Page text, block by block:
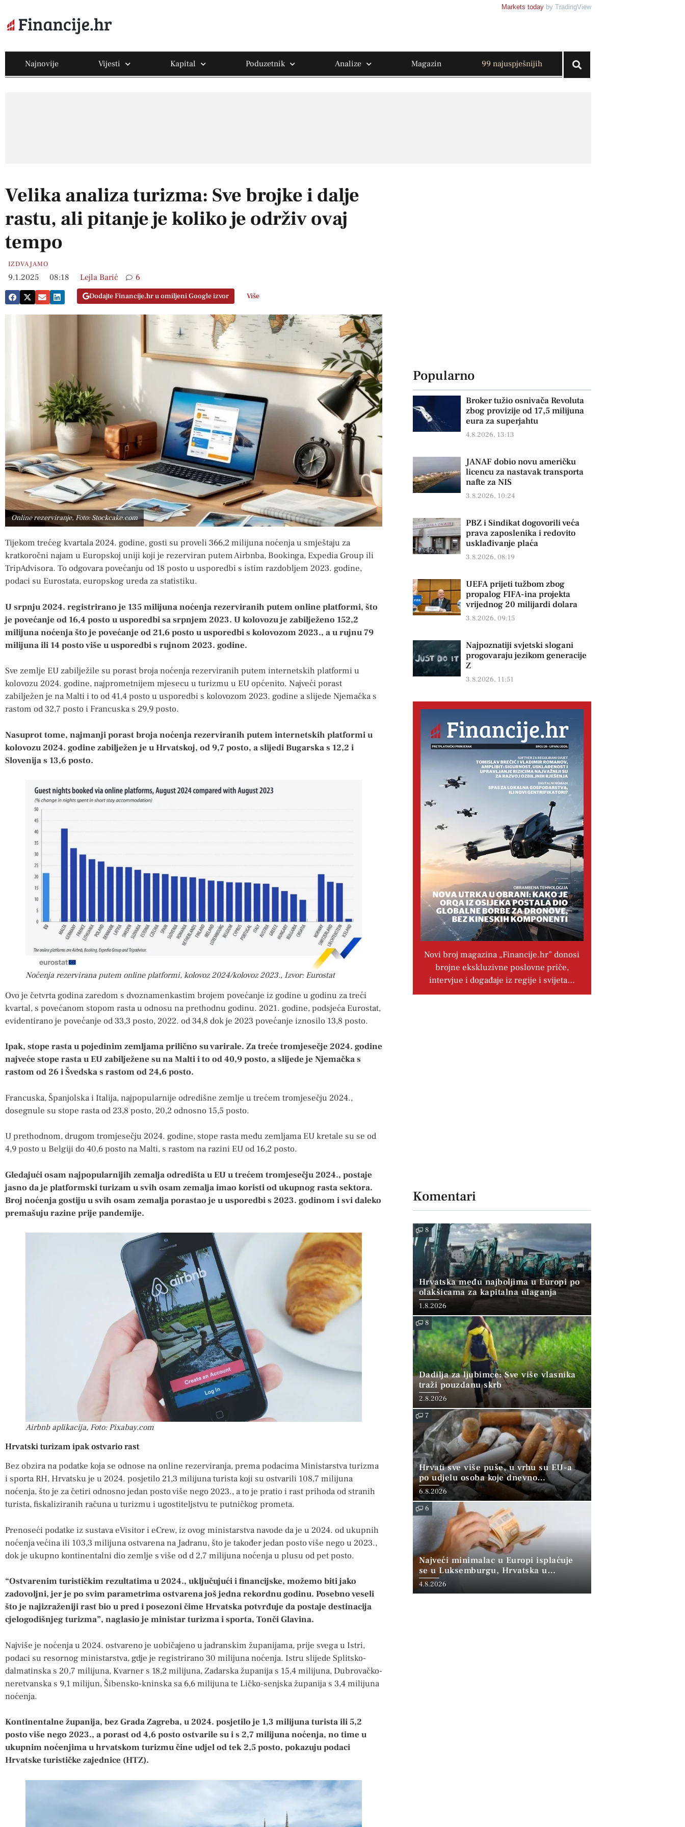
Markets today by TradingView
Najnovije Vijesti Kapital Poduzetnik Analize Magazin 99 najuspješnijih
Velika analiza turizma: Sve brojke i dalje
rastu, ali pitanje je koliko je održiv ovaj
tempo
IZDVAJAMO
9.1.2025 08:18 Lejla Barić 6
Dodajte Financije.hr u omiljeni Google izvor Više
Online rezerviranje, Foto: Stockcake.com
Tijekom trećeg kvartala 2024. godine, gosti su proveli 366,2 milijuna noćenja u smještaju za
kratkoročni najam u Europskoj uniji koji je rezerviran putem Airbnba, Bookinga, Expedia Group ili
TripAdvisora. To odgovara povećanju od 18 posto u usporedbi s istim razdobljem 2023. godine,
podaci su Eurostata, europskog ureda za statistiku.
U srpnju 2024. registrirano je 135 milijuna noćenja rezerviranih putem online platformi, što
je povećanje od 16,4 posto u usporedbi sa srpnjem 2023. U kolovozu je zabilježeno 152,2
milijuna noćenja što je povećanje od 21,6 posto u usporedbi s kolovozom 2023., a u rujnu 79
milijuna ili 14 posto više u usporedbi s rujnom 2023. godine.
Sve zemlje EU zabilježile su porast broja noćenja rezerviranih putem internetskih platformi u
kolovozu 2024. godine, najprometnijem mjesecu u turizmu u EU općenito. Najveći porast
zabilježen je na Malti i to od 41,4 posto u usporedbi s kolovozom 2023. godine a slijede Njemačka s
rastom od 32,7 posto i Francuska s 29,9 posto.
Nasuprot tome, najmanji porast broja noćenja rezerviranih putem internetskih platformi u
kolovozu 2024. godine zabilježen je u Hrvatskoj, od 9,7 posto, a slijedi Bugarska s 12,2 i
Slovenija s 13,6 posto.
Noćenja rezervirana putem online platformi, kolovoz 2024/kolovoz 2023., Izvor: Eurostat
Ovo je četvrta godina zaredom s dvoznamenkastim brojem povećanje iz godine u godinu za treći
kvartal, s povećanom stopom rasta u odnosu na prethodnu godinu. 2021. godine, podsjeća Eurostat,
evidentirano je povećanje od 33,3 posto, 2022. od 34,8 dok je 2023 povećanje iznosilo 13,8 posto.
Ipak, stope rasta u pojedinim zemljama prilično su varirale. Za treće tromjesečje 2024. godine
najveće stope rasta u EU zabilježene su na Malti i to od 40,9 posto, a slijede je Njemačka s
rastom od 26 i Švedska s rastom od 24,6 posto.
Francuska, Španjolska i Italija, najpopularnije odredišne zemlje u trećem tromjesečju 2024.,
dosegnule su stope rasta od 23,8 posto, 20,2 odnosno 15,5 posto.
U prethodnom, drugom tromjesečju 2024. godine, stope rasta među zemljama EU kretale su se od
4,9 posto u Belgiji do 40,6 posto na Malti, s rastom na razini EU od 16,2 posto.
Gledajući osam najpopularnijih zemalja odredišta u EU u trećem tromjesečju 2024., postaje
jasno da je platformski turizam u svih osam zemalja imao koristi od ukupnog rasta sektora.
Broj noćenja gostiju u svih osam zemalja porastao je u usporedbi s 2023. godinom i svi daleko
premašuju razine prije pandemije.
Airbnb aplikacija, Foto: Pixabay.com
Hrvatski turizam ipak ostvario rast
Bez obzira na podatke koja se odnose na online rezerviranja, prema podacima Ministarstva turizma
i sporta RH, Hrvatsku je u 2024. posjetilo 21,3 milijuna turista koji su ostvarili 108,7 milijuna
noćenja, što je za četiri odnosno jedan posto više nego 2023., a to je pratio i rast prihoda od stranih
turista, fiskaliziranih računa u turizmu i ugostiteljstvu te putničkog prometa.
Prenoseći podatke iz sustava eVisitor i eCrew, iz ovog ministarstva navode da je u 2024. od ukupnih
noćenja većina ili 103,3 milijuna ostvarena na Jadranu, što je također jedan posto više nego u 2023.,
dok je ukupno kontinentalni dio zemlje s više od d 2,7 milijuna noćenja u plusu od pet posto.
“Ostvarenim turističkim rezultatima u 2024., uključujući i financijske, možemo biti jako
zadovoljni, jer je po svim parametrima ostvarena još jedna rekordnu godinu. Posebno veseli
što je najizraženiji rast bio u pred i posezoni čime Hrvatska potvrđuje da postaje destinacija
cjelogodišnjeg turizma”, naglasio je ministar turizma i sporta, Tonči Glavina.
Najviše je noćenja u 2024. ostvareno je uobičajeno u jadranskim županijama, prije svega u Istri,
podaci su resornog ministarstva, gdje je registrirano 30 milijuna noćenja. Istru slijede Splitsko-
dalmatinska s 20,7 milijuna, Kvarner s 18,2 milijuna, Zadarska županija s 15,4 milijuna, Dubrovačko-
neretvanska s 9,1 milijun, Šibensko-kninska sa 6,6 milijuna te Ličko-senjska županija s 3,4 milijuna
noćenja.
Kontinentalne županija, bez Grada Zagreba, u 2024. posjetilo je 1,3 milijuna turista ili 5,2
posto više nego 2023., a porast od 4,6 posto ostvarile su i s 2,7 milijuna noćenja, no time u
ukupnim noćenjima u hrvatskom turizmu čine udjel od tek 2,5 posto, pokazuju podaci
Hrvatske turističke zajednice (HTZ).
Popularno
Broker tužio osnivača Revoluta
zbog provizije od 17,5 milijuna
eura za superjahtu
4.8.2026, 13:13
JANAF dobio novu američku
licencu za nastavak transporta
nafte za NIS
3.8.2026, 10:24
PBZ i Sindikat dogovorili veća
prava zaposlenika i redovito
usklađivanje plaća
3.8.2026, 08:19
UEFA prijeti tužbom zbog
propalog FIFA-ina projekta
vrijednog 20 milijardi dolara
3.8.2026, 09:15
Najpoznatiji svjetski slogani
progovaraju jezikom generacije
Z
3.8.2026, 11:51
Novi broj magazina „Financije.hr” donosi
brojne ekskluzivne poslovne priče,
intervjue i događaje iz regije i svijeta…
Komentari
8
Hrvatska među najboljima u Europi po
olakšicama za kapitalna ulaganja
1.8.2026
8
Dadilja za ljubimce: Sve više vlasnika
traži pouzdanu skrb
2.8.2026
7
Hrvati sve više puše, u vrhu su EU-a
po udjelu osoba koje dnevno
konzumiraju duhan
6.8.2026
6
Najveći minimalac u Europi isplaćuje
se u Luksemburgu, Hrvatska u
“srednjoj skupini”
4.8.2026